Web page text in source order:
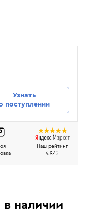
Узнать
поступлении
Наш рейтинг
4.9/5
наличии